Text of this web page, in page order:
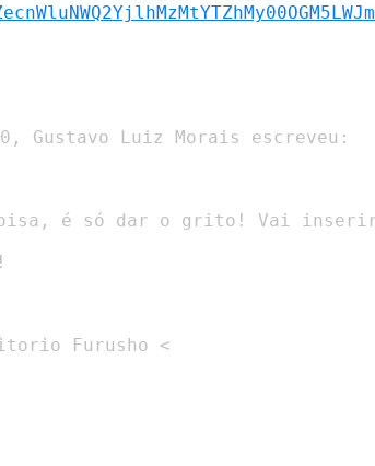
Gustavo Luiz Morais escreveu: